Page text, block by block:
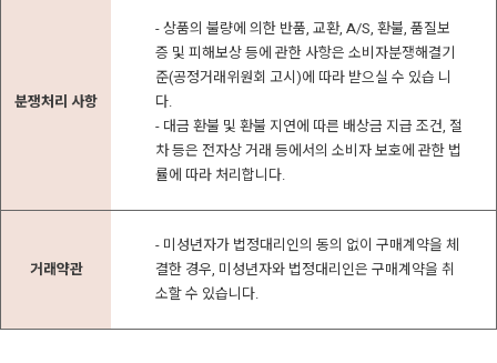
분쟁처리 사항
- 상품의 불량에 의한 반품, 교환, A/S, 환불, 품질보
증 및 피해보상 등에 관한 사항은 소비자분쟁해결기
준(공정거래위원회 고시)에 따라 받으실 수 있습 니
다.
- 대금 환불 및 환불 지연에 따른 배상금 지급 조건, 절
차 등은 전자상 거래 등에서의 소비자 보호에 관한 법
률에 따라 처리합니다.
거래약관
- 미성년자가 법정대리인의 동의 없이 구매계약을 체
결한 경우, 미성년자와 법정대리인은 구매계약을 취
소할 수 있습니다.